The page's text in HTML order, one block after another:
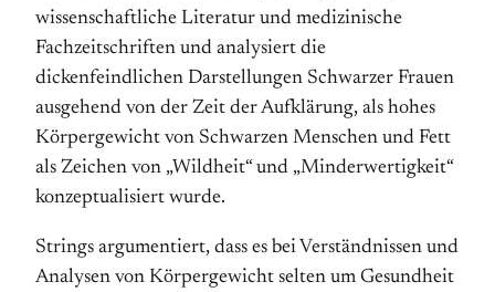
wissenschaftliche Literatur und medizinische
Fachzeitschriften und analysiert die
dickenfeindlichen Darstellungen Schwarzer Frauen
ausgehend von der Zeit der Aufklärung, als hohes
Körpergewicht von Schwarzen Menschen und Fett
als Zeichen von „Wildheit“ und „Minderwertigkeit“
konzeptualisiert wurde.
Strings argumentiert, dass es bei Verständnissen und
Analysen von Körpergewicht selten um Gesundheit